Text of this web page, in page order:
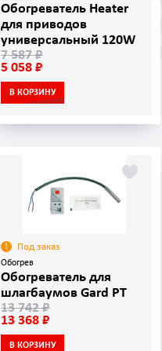
Обогреватель Heater
для приводов
универсальный 120W
7 587 ₽
5 058 ₽
В КОРЗИНУ
Под заказ
Обогрев
Обогреватель для
шлагбаумов Gard PT
13 742 ₽
13 368 ₽
В КОРЗИНУ